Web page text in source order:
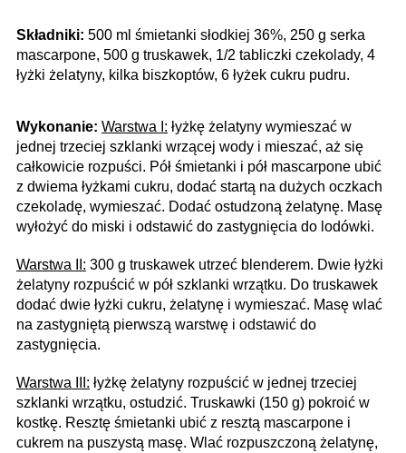
Składniki: 500 ml śmietanki słodkiej 36%, 250 g serka
mascarpone, 500 g truskawek, 1/2 tabliczki czekolady, 4
łyżki żelatyny, kilka biszkoptów, 6 łyżek cukru pudru.
Wykonanie: Warstwa I: łyżkę żelatyny wymieszać w
jednej trzeciej szklanki wrzącej wody i mieszać, aż się
całkowicie rozpuści. Pół śmietanki i pół mascarpone ubić
z dwiema łyżkami cukru, dodać startą na dużych oczkach
czekoladę, wymieszać. Dodać ostudzoną żelatynę. Masę
wyłożyć do miski i odstawić do zastygnięcia do lodówki.
Warstwa II: 300 g truskawek utrzeć blenderem. Dwie łyżki
żelatyny rozpuścić w pół szklanki wrzątku. Do truskawek
dodać dwie łyżki cukru, żelatynę i wymieszać. Masę wlać
na zastygniętą pierwszą warstwę i odstawić do
zastygnięcia.
Warstwa III: łyżkę żelatyny rozpuścić w jednej trzeciej
szklanki wrzątku, ostudzić. Truskawki (150 g) pokroić w
kostkę. Resztę śmietanki ubić z resztą mascarpone i
cukrem na puszystą masę. Wlać rozpuszczoną żelatynę,